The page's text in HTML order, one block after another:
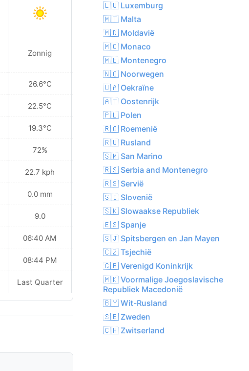
Zonnig
26.6°C
22.5°C
19.3°C
72%
22.7 kph
0.0 mm
9.0
06:40 AM
08:44 PM
Last Quarter
Zonnig
27.4°C
23.0°C
19.3°C
23.4 kph
0.0 mm
7.0
06:41 AM
08:43 PM
Last Quarter
🇱🇺 Luxemburg
🇲🇹 Malta
🇲🇩 Moldavië
🇲🇨 Monaco
🇲🇪 Montenegro
🇳🇴 Noorwegen
🇺🇦 Oekraïne
🇦🇹 Oostenrijk
🇵🇱 Polen
🇷🇴 Roemenië
🇷🇺 Rusland
🇸🇲 San Marino
🇷🇸 Serbia and Montenegro
🇷🇸 Servië
🇸🇮 Slovenië
🇸🇰 Slowaakse Republiek
🇪🇸 Spanje
🇸🇯 Spitsbergen en Jan Mayen
🇨🇿 Tsjechië
🇬🇧 Verenigd Koninkrijk
🇲🇰 Voormalige Joegoslavische
Republiek Macedonië
🇧🇾 Wit-Rusland
🇸🇪 Zweden
🇨🇭 Zwitserland